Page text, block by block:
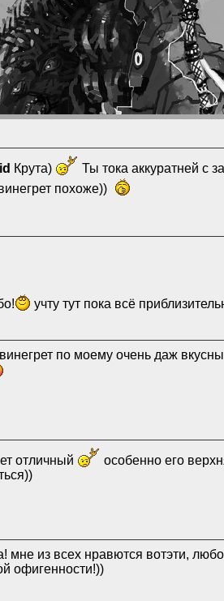
Крута)
Ты тока аккуратней с
похоже))
учту тут пока всё
по моему очень даж
отличный
особенно его
мне из всех нравются вотэти,
офигенности!))